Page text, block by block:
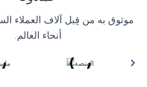
موثوق به من قِبل آلاف العملاء
أنحاء العالم.